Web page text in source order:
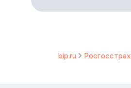
bip.ru Росгосстрах